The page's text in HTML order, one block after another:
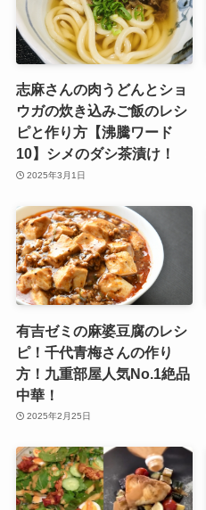
志麻さんの肉うどんとショ
ウガの炊き込みご飯のレシ
ピと作り方【沸騰ワード
10】シメのダシ茶漬け！
2025年3月1日
有吉ゼミの麻婆豆腐のレシ
ピ！千代青梅さんの作り
方！九重部屋人気No.1絶品
中華！
2025年2月25日